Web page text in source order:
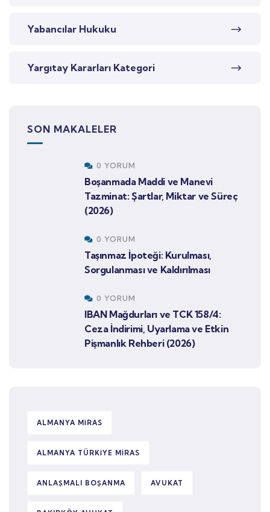
Yabancılar Hukuku
Yargıtay Kararları Kategori
SON MAKALELER
0 YORUM
Boşanmada Maddi ve Manevi
Tazminat: Şartlar, Miktar ve Süreç
(2026)
0 YORUM
Taşınmaz İpoteği: Kurulması,
Sorgulanması ve Kaldırılması
0 YORUM
IBAN Mağdurları ve TCK 158/4:
Ceza İndirimi, Uyarlama ve Etkin
Pişmanlık Rehberi (2026)
ALMANYA MIRAS
ALMANYA TÜRKIYE MIRAS
ANLAŞMALI BOŞANMA AVUKAT